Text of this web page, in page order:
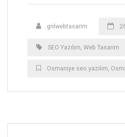
gnlwebtasarim
SEO Yazılım Web Tasarım
Osmaniye ‎seo yazılım